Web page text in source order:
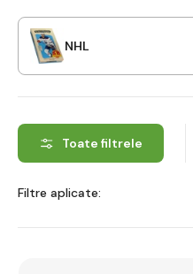
NHL
Toate filtrele
Filtre aplicate: